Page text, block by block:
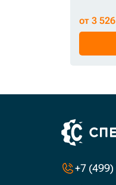
от 3
+7